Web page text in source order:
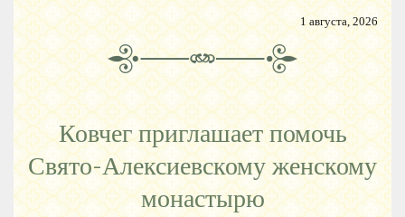
1 августа, 2026
Ковчег приглашает помочь
Свято-Алексиевскому женскому
монастырю